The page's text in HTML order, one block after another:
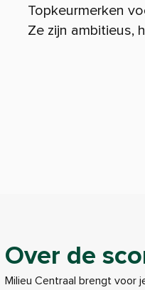
Topkeurmerken
Ze zijn ambitieus,
Over de
Milieu Centraal brengt voor